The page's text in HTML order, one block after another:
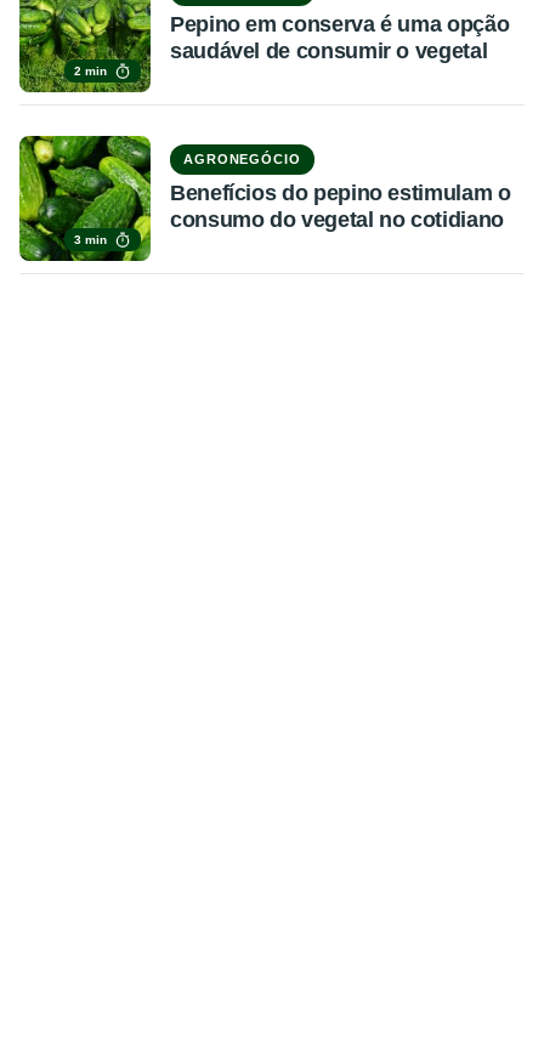
2 min
Pepino em conserva é uma opção
saudável de consumir o vegetal
3 min
AGRONEGÓCIO
Benefícios do pepino estimulam o
consumo do vegetal no cotidiano